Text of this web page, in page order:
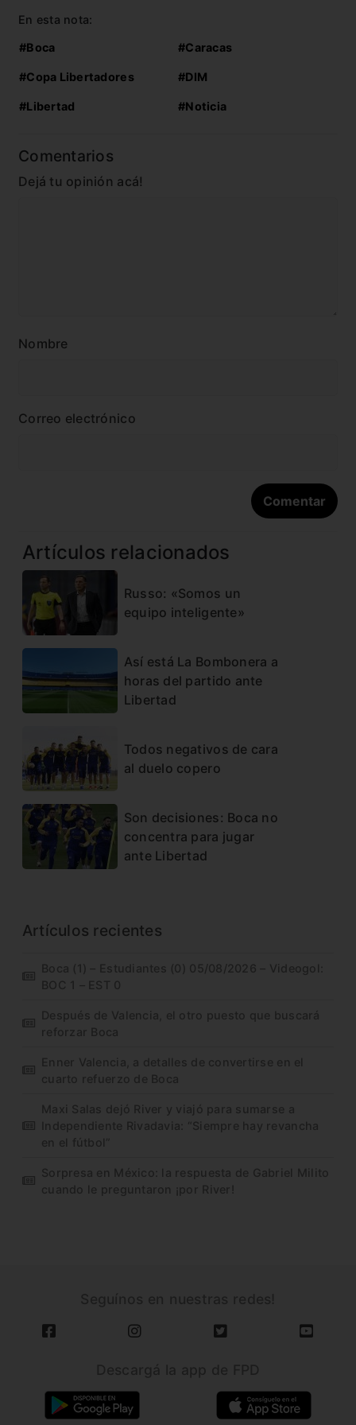
En esta nota:
#Boca #Caracas
#Copa Libertadores #DIM
#Libertad #Noticia
Comentarios
Dejá tu opinión acá!
Nombre
Correo electrónico
Artículos relacionados
Russo: «Somos un
equipo inteligente»
Así está La Bombonera a
horas del partido ante
Libertad
Todos negativos de cara
al duelo copero
Son decisiones: Boca no
concentra para jugar
ante Libertad
Artículos recientes
Boca (1) – Estudiantes (0) 05/08/2026 – Videogol:
BOC 1 – EST 0
Después de Valencia, el otro puesto que buscará
reforzar Boca
Enner Valencia, a detalles de convertirse en el
cuarto refuerzo de Boca
Maxi Salas dejó River y viajó para sumarse a
Independiente Rivadavia: “Siempre hay revancha
en el fútbol”
Sorpresa en México: la respuesta de Gabriel Milito
cuando le preguntaron ¡por River!